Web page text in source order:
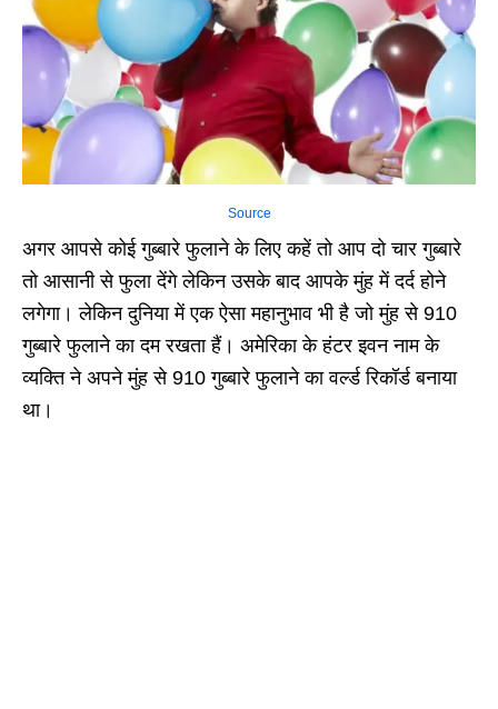
Source
अगर आपसे कोई गुब्बारे फुलाने के लिए कहें तो आप दो चार गुब्बारे
तो आसानी से फुला देंगे लेकिन उसके बाद आपके मुंह में दर्द होने
लगेगा। लेकिन दुनिया में एक ऐसा महानुभाव भी है जो मुंह से 910
गुब्बारे फुलाने का दम रखता हैं। अमेरिका के हंटर इवन नाम के
व्यक्ति ने अपने मुंह से 910 गुब्बारे फुलाने का वर्ल्ड रिकॉर्ड बनाया
था।